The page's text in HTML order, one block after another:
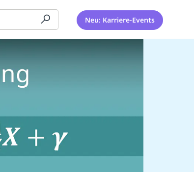
Neu: Karriere-Events